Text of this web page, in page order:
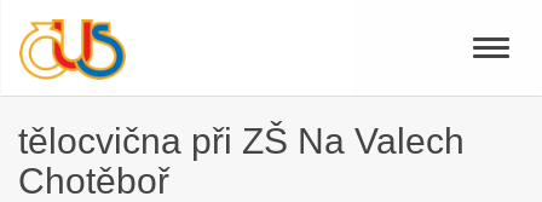
Toggle
tělocvična při ZŠ Na Valech
Chotěboř